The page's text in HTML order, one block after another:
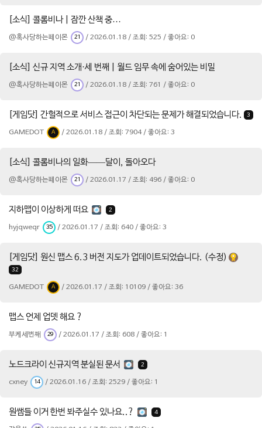
[소식] 콜롬비나 | 잠깐 산책 중…
@혹사당하는페이몬 21 / 2026.01.18 / 조회: 525 / 좋아요: 0
[소식] 신규 지역 소개·세 번째 | 월드 임무 속에 숨어있는 비밀
@혹사당하는페이몬 21 / 2026.01.18 / 조회: 761 / 좋아요: 0
[게임닷] 간헐적으로 서비스 접근이 차단되는 문제가 해결되었습니다. 3
GAMEDOT A / 2026.01.18 / 조회: 7904 / 좋아요: 3
[소식] 콜롬비나의 일화——달이, 돌아오다
@혹사당하는페이몬 21 / 2026.01.17 / 조회: 496 / 좋아요: 0
지하맵이 이상하게 떠요 2
hyjqweqr 35 / 2026.01.17 / 조회: 640 / 좋아요: 3
[게임닷] 원신 맵스 6.3 버전 지도가 업데이트되었습니다. (수정)
32
GAMEDOT A / 2026.01.17 / 조회: 10109 / 좋아요: 36
맵스 언제 업뎃 해요 ?
부케세번째 29 / 2026.01.17 / 조회: 608 / 좋아요: 1
노드크라이 신규지역 분실된 문서 2
cxney 14 / 2026.01.16 / 조회: 2529 / 좋아요: 1
원쌤들 이거 한번 봐주실수 있나요..? 4